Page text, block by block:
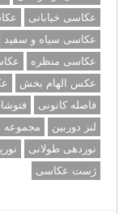
عکاسی خیابانی
عکاسی سیاه و سفید
عکاسی منظره
عکس الهام بخش
فاصله کانونی
لنز دوربین
نوردهی طولانی
ژست عکاسی